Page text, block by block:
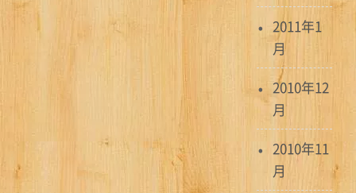
2011年1
月
2010年12
月
2010年11
月